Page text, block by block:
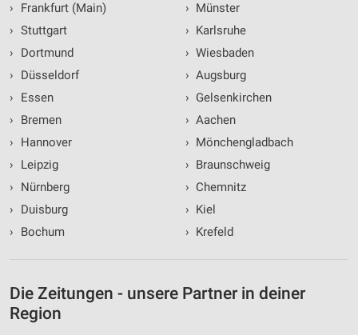
›
Frankfurt (Main)
› Stuttgart
›
Dortmund
›
Düsseldorf
›
Essen
›
Bremen
›
Hannover
›
Leipzig
›
Nürnberg
›
Duisburg
›
Bochum
› Münster
› Karlsruhe
› Wiesbaden
› Augsburg
› Gelsenkirchen
› Aachen
› Mönchengladbach
› Braunschweig
› Chemnitz
› Kiel
› Krefeld
Die Zeitungen - unsere Partner in deiner
Region